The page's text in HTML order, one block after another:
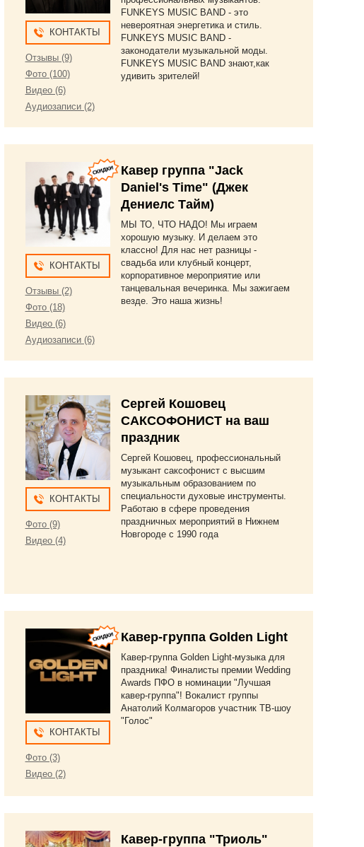
КОНТАКТЫ
Отзывы (9)
Фото (100)
Видео (6)
Аудиозаписи (2)
FUNKEYS MUSIC BAND - это
невероятная энергетика и стиль.
FUNKEYS MUSIC BAND -
законодатели музыкальной моды.
FUNKEYS MUSIC BAND знают,как
удивить зрителей!
КОНТАКТЫ
Отзывы (2)
Фото (18)
Видео (6)
Аудиозаписи (6)
Кавер группа "Jack
Daniel's Time" (Джек
Дениелс Тайм)
МЫ ТО, ЧТО НАДО! Мы играем
хорошую музыку. И делаем это
классно! Для нас нет разницы -
свадьба или клубный концерт,
корпоративное мероприятие или
танцевальная вечеринка. Мы зажигаем
везде. Это наша жизнь!
КОНТАКТЫ
Фото (9)
Видео (4)
Сергей Кошовец
САКСОФОНИСТ на ваш
праздник
Сергей Кошовец, профессиональный
музыкант саксофонист с высшим
музыкальным образованием по
специальности духовые инструменты.
Работаю в сфере проведения
праздничных мероприятий в Нижнем
Новгороде с 1990 года
КОНТАКТЫ
Фото (3)
Видео (2)
Кавер-группа Golden Light
Кавер-группа Golden Light-музыка для
праздника! Финалисты премии Wedding
Awards ПФО в номинации "Лучшая
кавер-группа"! Вокалист группы
Анатолий Колмагоров участник ТВ-шоу
"Голос"
Кавер-группа "Триоль"